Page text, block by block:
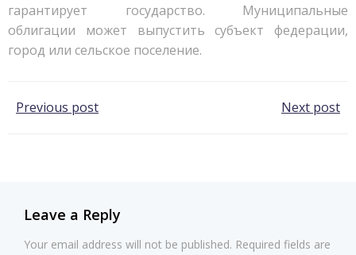
гарантирует государство. Муниципальные
облигации может выпустить субъект федерации,
город или сельское поселение.
Post
Previous post Next post
Leave a Reply
Your email address will not be published. Required fields are